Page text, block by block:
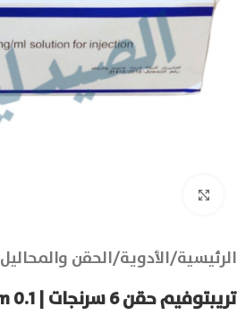
الرئيسية/الأدوية/الحقن والمحاليل
تريبتوفيم حقن 6 سرنجات | triptofem 0.1 حقن